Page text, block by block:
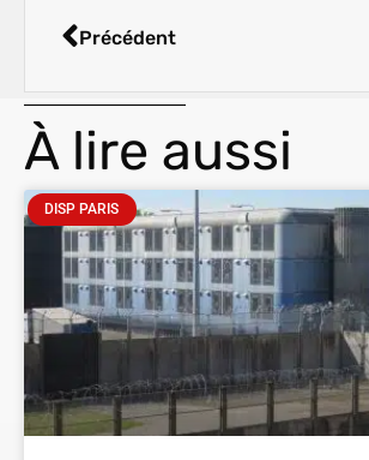
Précédent
À lire aussi
DISP PARIS